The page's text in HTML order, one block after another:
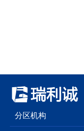
分区机构